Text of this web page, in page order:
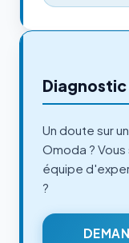
Un doute sur
Omoda ?
équipe
?